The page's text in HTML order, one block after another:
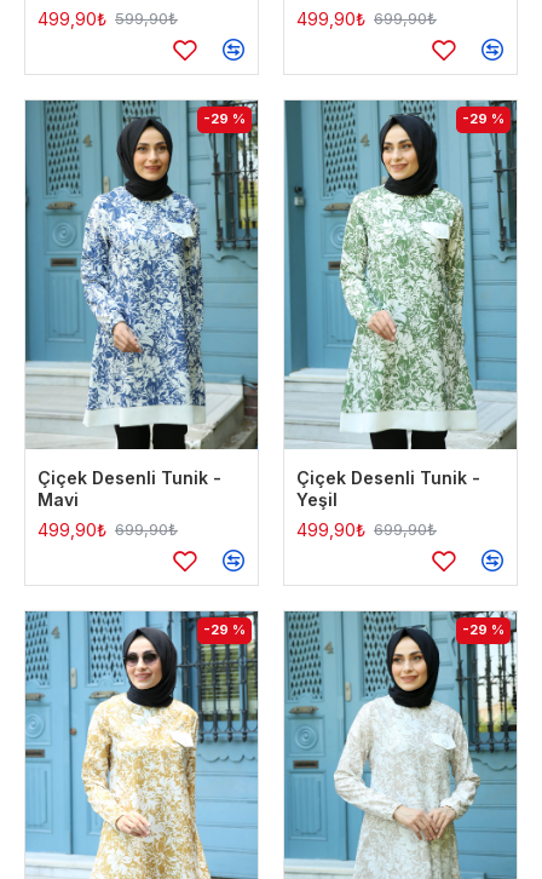
499,90₺ 599,90₺ 499,90₺ 699,90₺
-29 %
Çiçek Desenli Tunik -
Mavi
499,90₺ 699,90₺
-29 %
Çiçek Desenli Tunik -
Yeşil
499,90₺ 699,90₺
-29 % -29 %